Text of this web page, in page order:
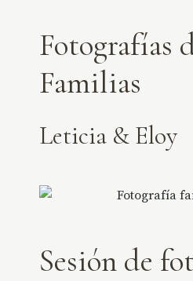
Fotografías
Familias
Leticia & Eloy
Sesión de